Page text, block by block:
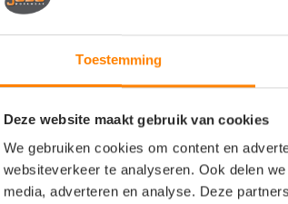
Toestemming
Deze website maakt gebruik van cookies
We gebruiken cookies om content en
websiteverkeer te analyseren. Ook delen
media, adverteren en analyse. Deze
Verkrijgbaar in diverse
ook leuk